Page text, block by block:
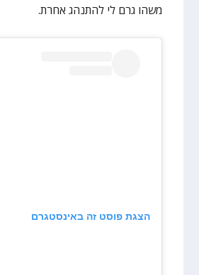
משהו גרם לי להתנהג אחרת.
הצגת פוסט זה באינסטגרם